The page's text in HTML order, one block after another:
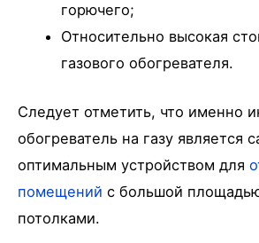
горючего;
Относительно высокая
газового обогревателя.
Следует отметить, что именно
обогреватель на газу является
оптимальным устройством для
помещений с большой
потолками.